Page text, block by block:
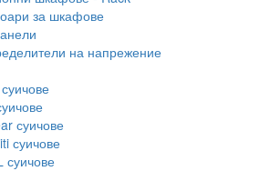
за шкафове
на напрежение
суичове
суичове
суичове